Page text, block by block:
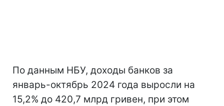
По данным НБУ, доходы банков за
январь-октябрь 2024 года выросли на
15,2% до 420,7 млрд гривен, при этом